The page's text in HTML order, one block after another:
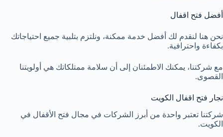
أفضل فتح اقفال
نحن هنا لنقدم لك أفضل خدمة ممكنة، ونلتزم بتلبية جميع احتياجاتك
بكفاءة واحترافية.
مع شركتنا، يمكنك الاطمئنان إلى أن سلامة ممتلكاتك هي أولويتنا
القصوى.
نجار فتح اقفال الكويت
شركتنا تعتبر واحدة من أبرز الشركات في مجال فتح الأقفال في
الكويت.